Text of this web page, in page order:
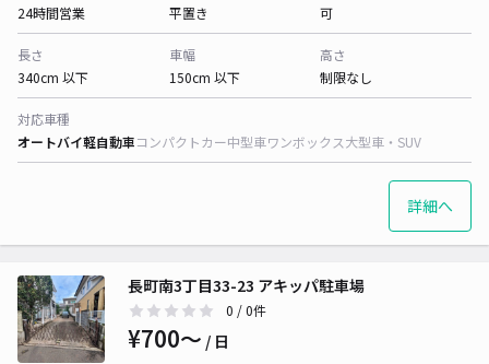
24時間営業
平置き
可
長さ
340cm 以下
車幅
150cm 以下
高さ
制限なし
対応車種
オートバイ軽自動車コンパクトカー中型車ワンボックス大型車・SUV
詳細へ
長町南3丁目33-23 アキッパ駐車場
0 / 0件
¥700〜 / 日